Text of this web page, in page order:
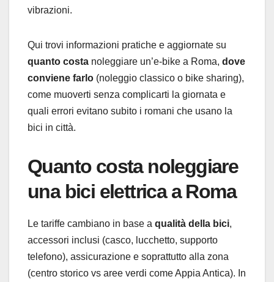
vibrazioni.
Qui trovi informazioni pratiche e aggiornate su
quanto costa noleggiare un’e-bike a Roma, dove
conviene farlo (noleggio classico o bike sharing),
come muoverti senza complicarti la giornata e
quali errori evitano subito i romani che usano la
bici in città.
Quanto costa noleggiare
una bici elettrica a Roma
Le tariffe cambiano in base a qualità della bici,
accessori inclusi (casco, lucchetto, supporto
telefono), assicurazione e soprattutto alla zona
(centro storico vs aree verdi come Appia Antica). In